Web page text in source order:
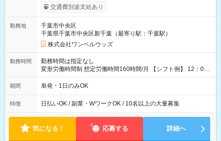
給！ ※往復500円以内の方は自己負担となります ★日払いOK！
（規定あり） ┗働いたその日に現金GET♪ お仕事後はコンビニ
なし
交通費別途支給あり
勤務地
千葉市中央区
千葉県千葉市中央区新千葉（最寄り駅：千葉駅）
株式会社ワンベルウッズ
勤務時間
勤務時間は指定なし
変形労働時間制 想定労働時間160時間/月 【シフト例】 12：00
～22：00
期間 単発・1日のみOK
特徴 日払いOK / 副業・WワークOK / 10名以上の大量募集
気になる！ 応募する 詳細へ